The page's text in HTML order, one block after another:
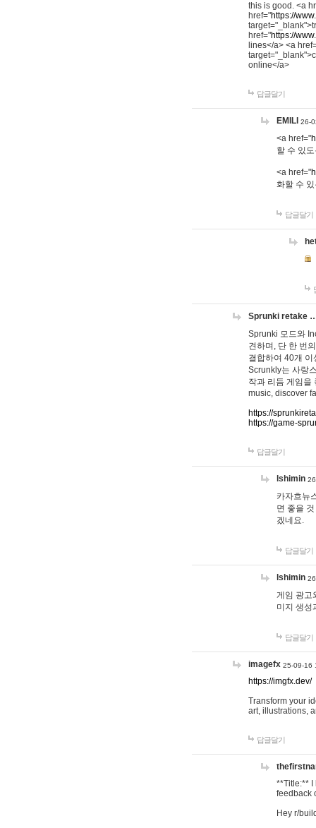
this is good. <a
href="https://
href="https://
lines</a> <a
online</a>
답글달기
EMILI 26-
<a href="
할 수 있
<a href="
화할 수
답글달기
Sprunki retake
Sprunki 모드와
견하며, 단 한 번
결합하여 40개
Scrunkly는 사랑
작과 리듬 게임을
music, discover
https://
https://game-
답글달기
lshimin
카자흐뉴
면 좋을
겠네요.
답글달기
lshimin
게임 광고
미지 생성
답글달기
imagefx 25-09-16
https://imgfx.dev/
Transform your
art, illustrations,
답글달기
**Title:** I
feedback
Hey r/